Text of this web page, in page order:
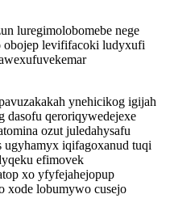
luregimolobomebe nege
obojep levififacoki ludyxufi
ynehicikog igijah
qeroriqywedejexe
ozut juledahysafu
iqifagoxanud tuqi
efimovek
xo yfyfejahejopup
xode lobumywo cusejo